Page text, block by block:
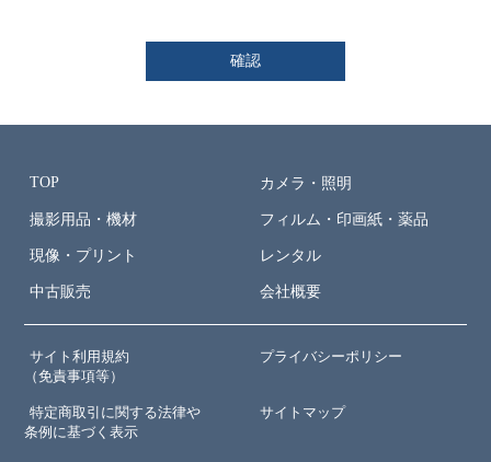
TOP カメラ・照明
撮影用品・機材 フィルム・印画紙・薬品
現像・プリント レンタル
中古販売 会社概要
サイト利用規約
（免責事項等）
プライバシーポリシー
特定商取引に関する法律や
条例に基づく表示
サイトマップ